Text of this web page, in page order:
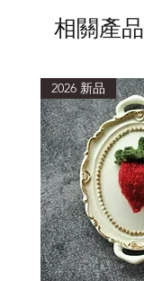
相關產品
2026 新品